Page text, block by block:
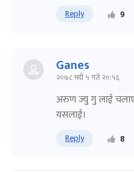
Reply 9
Ganes
२०७८ भदौ ५ गते २०:५६
अरुण ज्यु गु लाई
यसलाई।
Reply 8